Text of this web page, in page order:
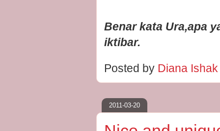
Benar kata Ura,apa
iktibar.
Posted by Diana
2011-03-20